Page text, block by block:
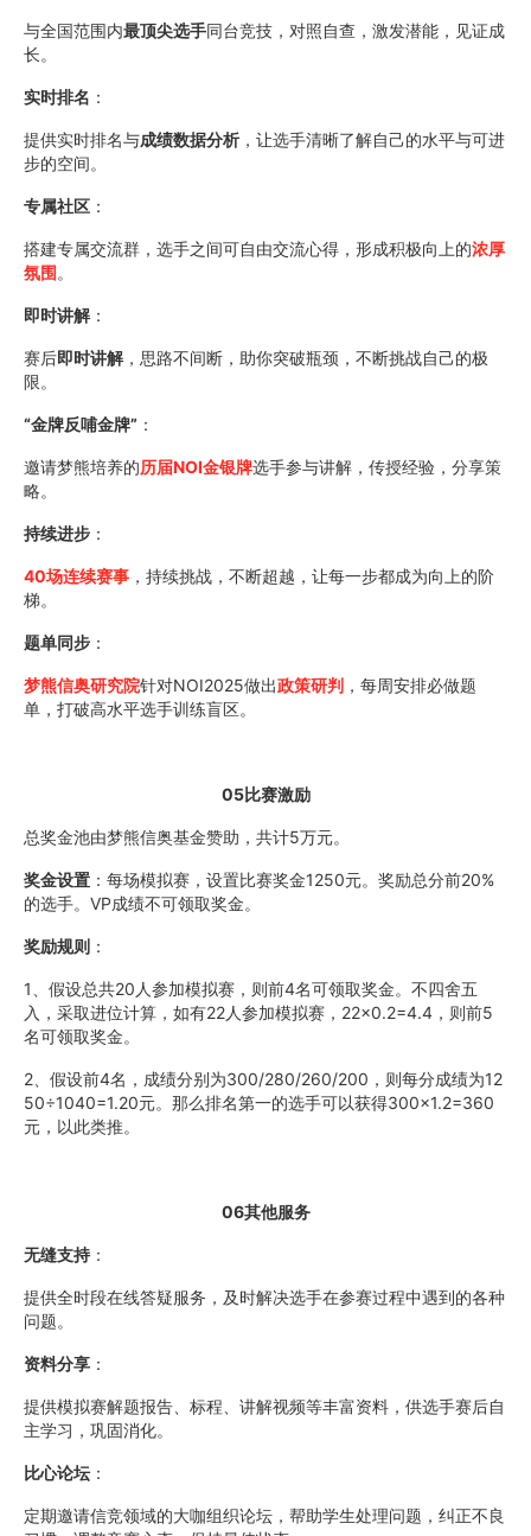
与全国范围内最顶尖选手同台竞技，对照自查，激发潜能，见证成
长。
实时排名 ：
提供实时排名与成绩数据分析 ，让选手清晰了解自己的水平与可进
步的空间。
专属社区 ：
搭建专属交流群，选手之间可自由交流心得，形成积极向上的浓厚
氛围。
即时讲解：
赛后即时讲解，思路不间断，助你突破瓶颈，不断挑战自己的极
限。
“金牌反哺金牌” ：
邀请梦熊培养的历届NOI金银牌选手参与讲解，传授经验，分享策
略。
持续进步 ：
40场连续赛事 ，持续挑战，不断超越，让每一步都成为向上的阶
梯。
题单同步 ：
梦熊信奥研究院针对NOI2025做出政策研判 ，每周安排必做题
单，打破高水平选手训练盲区。
05比赛激励
总奖金池由梦熊信奥基金赞助，共计5万元。
奖金设置 ：每场模拟赛，设置比赛奖金1250元。奖励总分前20%
的选手。VP成绩不可领取奖金。
奖励规则 ：
1、假设总共20人参加模拟赛，则前4名可领取奖金。不四舍五
入，采取进位计算，如有22人参加模拟赛，22×0.2=4.4，则前5
名可领取奖金。
2、假设前4名，成绩分别为300/280/260/200，则每分成绩为12
50÷1040=1.20元。那么排名第一的选手可以获得300×1.2=360
元，以此类推。
06其他服务
无缝支持 ：
提供全时段在线答疑服务，及时解决选手在参赛过程中遇到的各种
问题。
资料分享 ：
提供模拟赛解题报告、标程、讲解视频等丰富资料，供选手赛后自
主学习，巩固消化。
比心论坛 ：
定期邀请信竞领域的大咖组织论坛，帮助学生处理问题，纠正不良